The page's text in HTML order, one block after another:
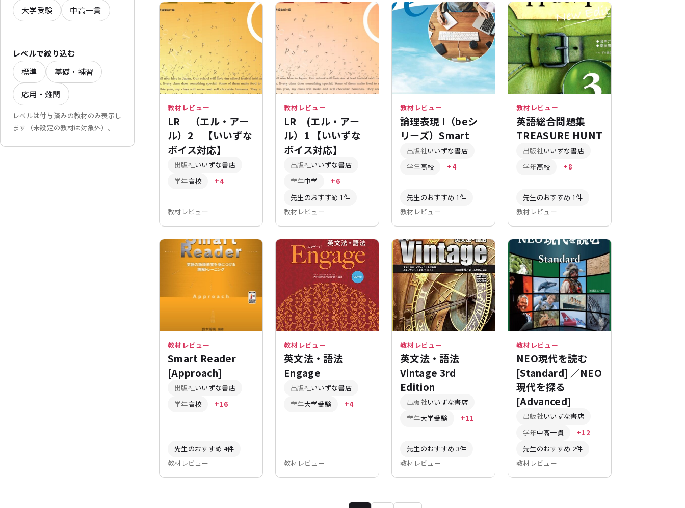
大学受験 中高一貫
レベルで絞り込む
標準
基礎・補習
応用・難関
レベルは付与済みの教材のみ表示し
ます（未設定の教材は対象外）。
教材レビュー
LR （エル・アー
ル）2 【いいずな
ボイス対応】
出版社いいずな書店
学年高校 +4
教材レビュー
教材レビュー
LR (エル・アー
ル）1 【いいずな
ボイス対応】
出版社いいずな書店
学年中学
+6
先生のおすすめ 1件
教材レビュー
教材レビュー
論理表現 I（beシ
リーズ）Smart
出版社いいずな書店
学年高校 +4
先生のおすすめ 1件
教材レビュー
教材レビュー
英語総合問題集
TREASURE HUNT
出版社いいずな書店
学年高校 +8
先生のおすすめ 1件
教材レビュー
教材レビュー
Smart Reader
[Approach]
出版社いいずな書店
学年高校 +16
先生のおすすめ 4件
教材レビュー
教材レビュー
英文法・語法
Engage
出版社いいずな書店
学年大学受験 +4
教材レビュー
教材レビュー
英文法・語法
Vintage 3rd
Edition
出版社いいずな書店
学年大学受験 +11
先生のおすすめ 3件
教材レビュー
教材レビュー
NEO現代を読む
[Standard] ／NEO
現代を探る
[Advanced]
出版社いいずな書店
学年中高一貫
+12
先生のおすすめ 2件
教材レビュー